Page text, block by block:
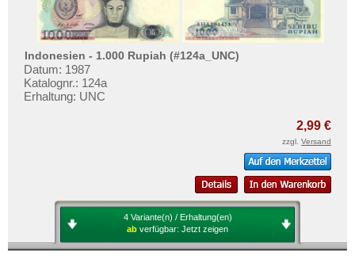
Indonesien - 1.000 Rupiah (#124a_UNC)
Datum: 1987
Katalognr.: 124a
Erhaltung: UNC
2,99 €
zzgl. Versand
4 Variante(n) / Erhaltung(en)
ab verfügbar: Jetzt zeigen